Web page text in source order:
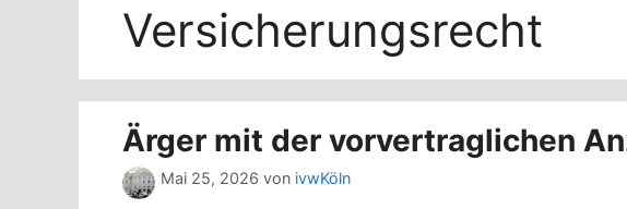
Versicherungsrecht
Ärger mit der vorvertraglichen
Mai 25, 2026 von ivwKöln